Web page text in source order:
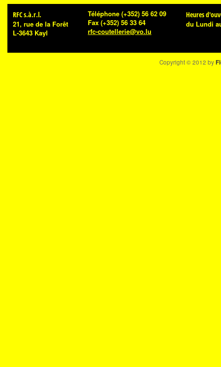
RFC s.à.r.l.
21, rue de la Forêt
L-3643 Kayl
Téléphone (+352) 56 62 09
Fax (+352) 56 33 64
rfc-coutellerie@vo.lu
Heures
du Lundi
Copyright © 2012 by